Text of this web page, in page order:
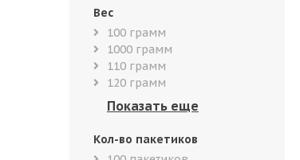
Вес
100 грамм
1000 грамм
110 грамм
120 грамм
Кол-во пакетиков